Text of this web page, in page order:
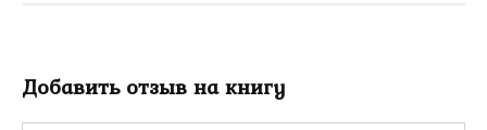
Добавить отзыв на книгу